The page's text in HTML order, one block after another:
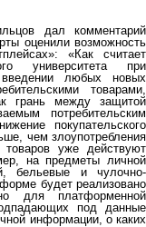
дал комментарий
оценили возможность
«Как считает
университета при
любых новых
товарами,
грань между защитой
потребительским
покупательского
чем злоупотребления
товаров уже действуют
на предметы личной
бельевые и чулочно-
будет реализовано
для платформенной
под данные
информации, о каких